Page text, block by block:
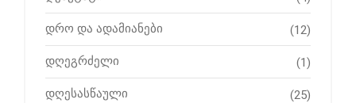
დრო და ადამიანები (12)
დღეგრძელი (1)
დღესასწაული (25)